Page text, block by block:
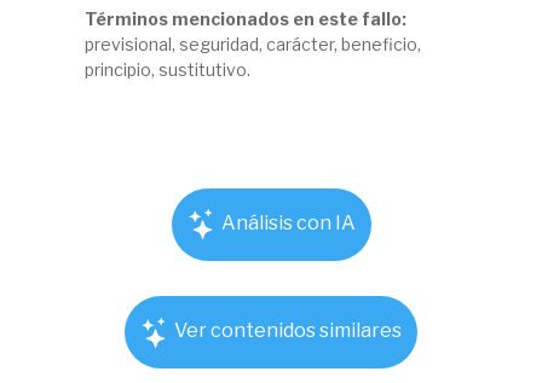
Términos mencionados en este fallo:
previsional, seguridad, carácter, beneficio,
principio, sustitutivo.
Análisis con IA
Ver contenidos similares